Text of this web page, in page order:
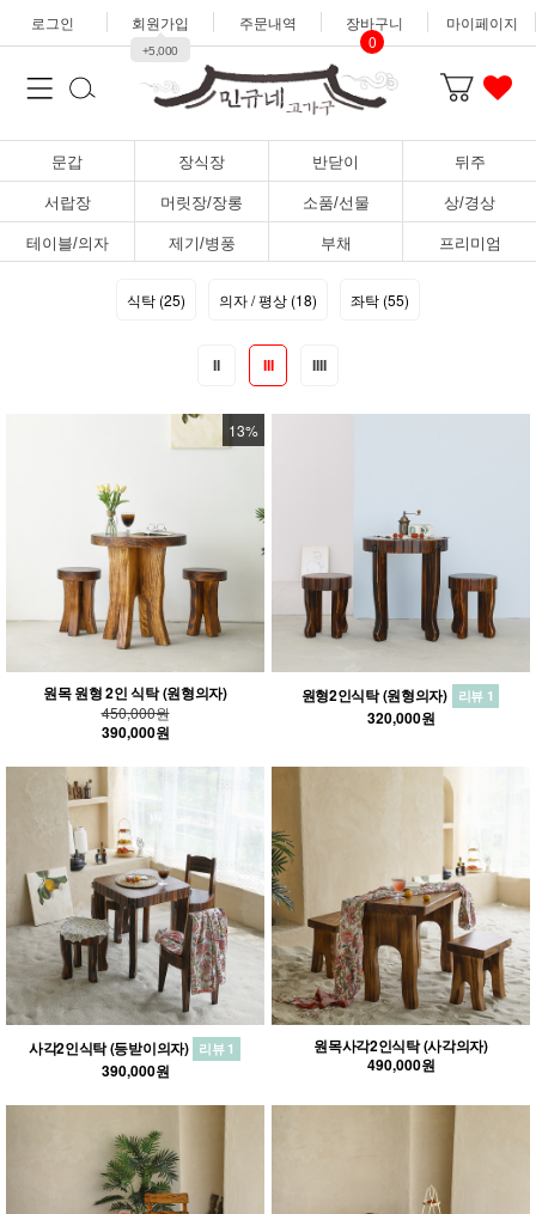
로그인 회원가입
+5,000
주문내역
장바구니
0
마이페이지
문갑 장식장 반닫이 뒤주
서랍장 머릿장/장롱 소품/선물 상/경상
테이블/의자 제기/병풍 부채 프리미엄
식탁 (25) 의자 / 평상 (18) 좌탁 (55)
II III IIII
13%
원목 원형 2인 식탁 (원형의자)
450,000원
390,000원
원형2인식탁 (원형의자) 리뷰 1
320,000원
사각2인식탁 (등받이의자) 리뷰 1
390,000원
원목사각2인식탁 (사각의자)
490,000원